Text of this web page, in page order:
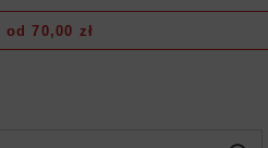
od 70,00 zł